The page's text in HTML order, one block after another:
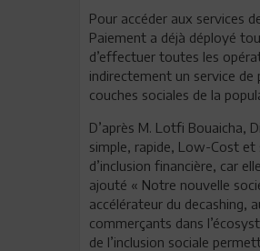
Pour accéder aux services
Paiement a déjà déployé
d’effectuer toutes les
indirectement un service
couches sociales de la
D’après M. Lotfi Bouaicha,
simple, rapide, Low-Cost
d’inclusion financière, car
ajouté « Notre nouvelle
accélérateur du decashing,
commerçants dans
de l’inclusion sociale